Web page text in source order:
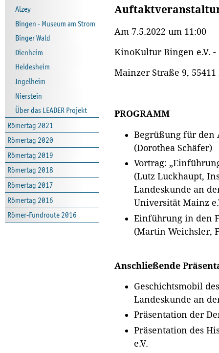
Alzey
Bingen - Museum am Strom
Binger Wald
Dienheim
Heidesheim
Ingelheim
Nierstein
Über das LEADER Projekt
Römertag 2021
Römertag 2020
Römertag 2019
Römertag 2018
Römertag 2017
Römertag 2016
Römer-Fundroute 2016
Am 7.5.2022 um 11:00
KinoKultur Bingen e.V.
Mainzer Straße 9,
PROGRAMM
Begrüßung für den
(Dorothea Schäfer)
Vortrag:
(Lutz Luckhaupt,
Landeskunde an
Universität Mainz
Einführung in den
(Martin Weichsler,
Anschließende
Geschichtsmobil
Landeskunde an
Präsentation der
Präsentation des
e.V.